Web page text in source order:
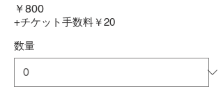
￥800
+チケット手数料￥20
数量